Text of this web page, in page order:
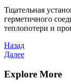
Тщательная
герметичного
теплопотери и
Навигация
по
записям
Предыдущая
запись
Назад
Следующая
Далее
Explore More